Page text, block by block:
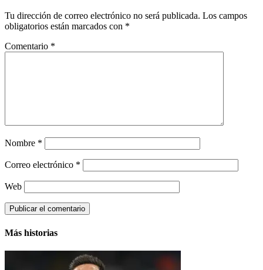
Tu dirección de correo electrónico no será publicada. Los campos
obligatorios están marcados con *
Comentario *
Nombre *
Correo electrónico *
Web
Más historias